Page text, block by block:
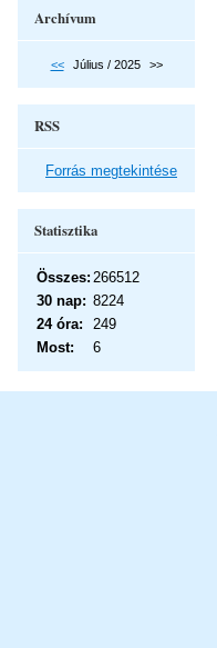
Archívum
<< Július / 2025 >>
RSS
Forrás megtekintése
Statisztika
Most: 6
Összes: 266512
30 nap: 8224
24 óra:
249